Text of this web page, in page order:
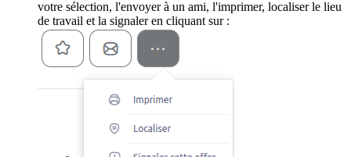
votre sélection, l'envoyer à un ami, l'imprimer, localiser le lieu
de travail et la signaler en cliquant sur :